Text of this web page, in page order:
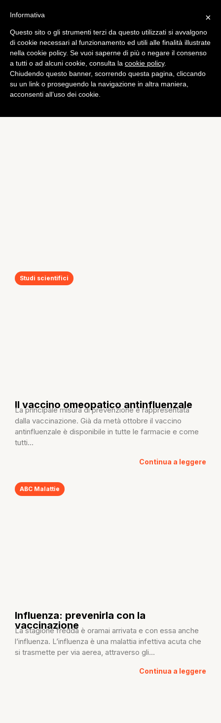
Studi scientifici
Il vaccino omeopatico antinfluenzale
La principale misura di prevenzione è rappresentata
dalla vaccinazione. Già da metà ottobre il vaccino
antinfluenzale è disponibile in tutte le farmacie e come
tutti...
Continua a leggere
ABC Malattie
Influenza: prevenirla con la
vaccinazione
La stagione fredda è oramai arrivata e con essa anche
l’influenza. L’influenza è una malattia infettiva acuta che
si trasmette per via aerea, attraverso gli...
Continua a leggere
×
Informativa
Questo sito o gli strumenti terzi da questo utilizzati si avvalgono
di cookie necessari al funzionamento ed utili alle finalità illustrate
nella cookie policy. Se vuoi saperne di più o negare il consenso
a tutti o ad alcuni cookie, consulta la cookie policy.
Chiudendo questo banner, scorrendo questa pagina, cliccando
su un link o proseguendo la navigazione in altra maniera,
acconsenti all’uso dei cookie.